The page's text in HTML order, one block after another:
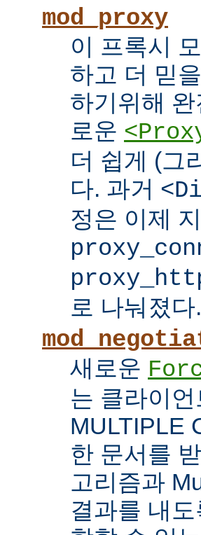
mod_proxy
이 프록시
하고 더 믿
하기위해
로운
더 쉽게 (그
다. 과거
정은 이제
로 나눠졌다.
새로운
는 클라이
MULTIPLE
한 문서를
고리즘과
결과를 내